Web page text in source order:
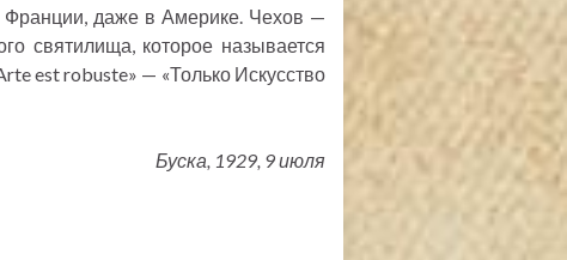
Франции, даже в Америке. Чехов —
святилища, которое называется
est robuste» — «Только Искусство
Буска, 1929, 9 июля